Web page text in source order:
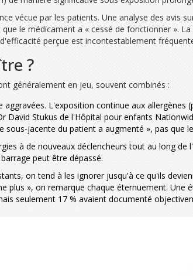
vécue par les patients. Une analyse des avis
le médicament a « cessé de fonctionner ».
perçue est incontestablement
?
généralement en jeu, souvent combinés :
aggravées. L'exposition continue aux allergènes
Stukus de l'Hôpital pour enfants
jacente du patient a augmenté », pas que
à de nouveaux déclencheurs tout au long
peut être dépassé.
on tend à les ignorer jusqu'à ce qu'ils
», on remarque chaque éternuement. Une
seulement 17 % avaient documenté